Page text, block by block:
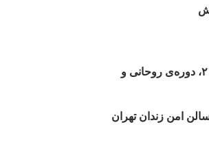
روند اعدام‌ها در ماه‌های مختلف ۲۰۱۸، دوره‌ی روحانی و
امن زندان تهران